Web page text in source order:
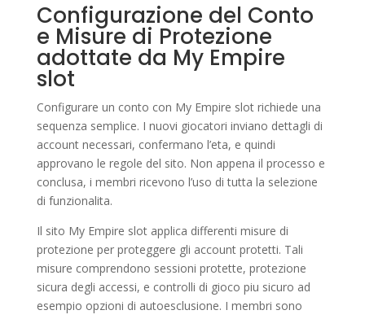
Configurazione del Conto
e Misure di Protezione
adottate da My Empire
slot
Configurare un conto con My Empire slot richiede una
sequenza semplice. I nuovi giocatori inviano dettagli di
account necessari, confermano l’eta, e quindi
approvano le regole del sito. Non appena il processo e
conclusa, i membri ricevono l’uso di tutta la selezione
di funzionalita.
Il sito My Empire slot applica differenti misure di
protezione per proteggere gli account protetti. Tali
misure comprendono sessioni protette, protezione
sicura degli accessi, e controlli di gioco piu sicuro ad
esempio opzioni di autoesclusione. I membri sono